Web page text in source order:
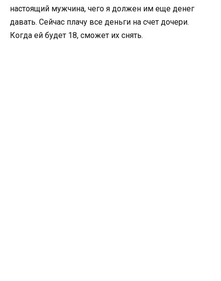
настоящий мужчина, чего я должен им еще денег
давать. Сейчас плачу все деньги на счет дочери.
Когда ей будет 18, сможет их снять.